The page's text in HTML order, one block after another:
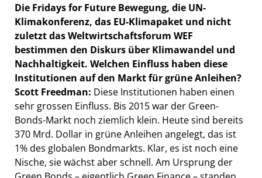
Die Fridays for Future Bewegung, die UN-
Klimakonferenz, das EU-Klimapaket und nicht
zuletzt das Weltwirtschaftsforum WEF
bestimmen den Diskurs über Klimawandel und
Nachhaltigkeit. Welchen Einfluss haben diese
Institutionen auf den Markt für grüne Anleihen?
Scott Freedman: Diese Institutionen haben einen
sehr grossen Einfluss. Bis 2015 war der Green-
Bonds-Markt noch ziemlich klein. Heute sind bereits
370 Mrd. Dollar in grüne Anleihen angelegt, das ist
1% des globalen Bondmarkts. Klar, es ist noch eine
Nische, sie wächst aber schnell. Am Ursprung der